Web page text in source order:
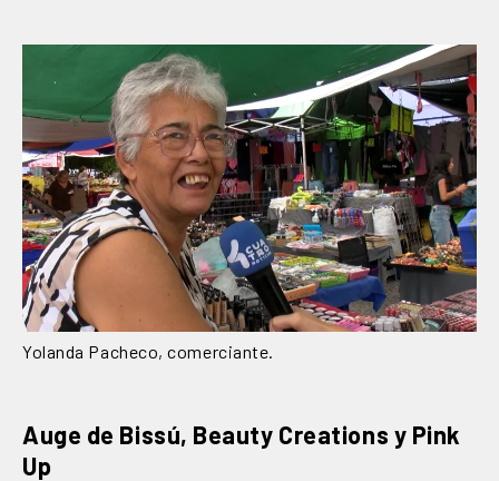
Yolanda Pacheco, comerciante.
Auge de Bissú, Beauty Creations y Pink
Up